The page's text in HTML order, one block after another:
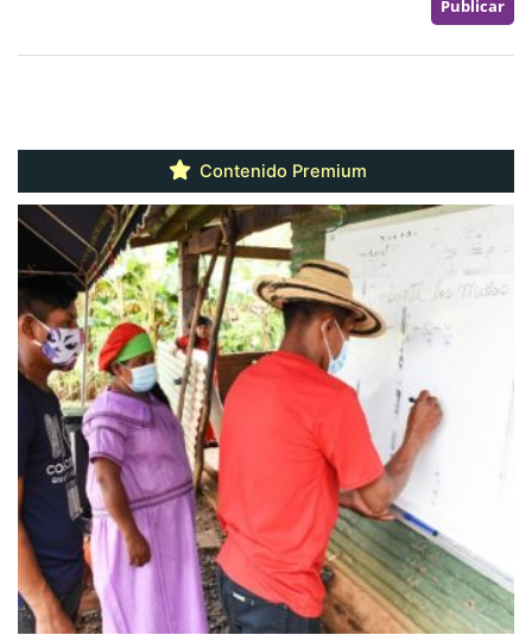
Contenido Premium